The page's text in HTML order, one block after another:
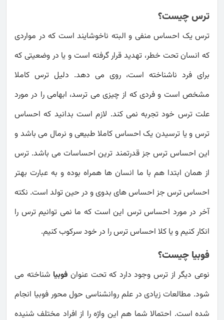
ترس چیست؟
ترس یک احساس منفی و البته ناخوشایند است که در مواردی
که انسان تحت خطر، تهدید قرار گرفته است و یا در وضعیتی که
برای فرد ناشناخته است، روی می دهد. دلیل ترس کاملا
مشخص است و فردی که از چیزی می ترسد، ابهامی را در مورد
علت ترس خود تجربه نمی کند. لازم است بدانید که احساس
ترس و یا ترسیدن یک احساس کاملا طبیعی و نرمال می باشد و
این احساس ترس جز قدرتمند ترین احساسات می باشد. ترس
از همان ابتدا هم با ما انسان ها همراه بوده و به عبارت بهتر
احساس ترس جز احساس های بدوی و در حین تولد است. نکته
آخر در مورد احساس ترس این است که ما نمی توانیم ترس را
انکار کنیم و یا کلا احساس ترس را در خود سرکوب کنیم.
فوبیا چیست؟
نوعی دیگر از ترس وجود دارد که تحت عنوان فوبیا شناخته می
شود. مطالعات زیادی در علم روانشناسی حول محور فوبیا انجام
شده است. احتمالا شما هم این واژه را از افراد مختلف شنیده